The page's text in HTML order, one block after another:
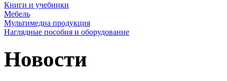
Книги и учебники
Мебель
Мультимедиа продукция
Наглядные пособия и оборудование
Новости